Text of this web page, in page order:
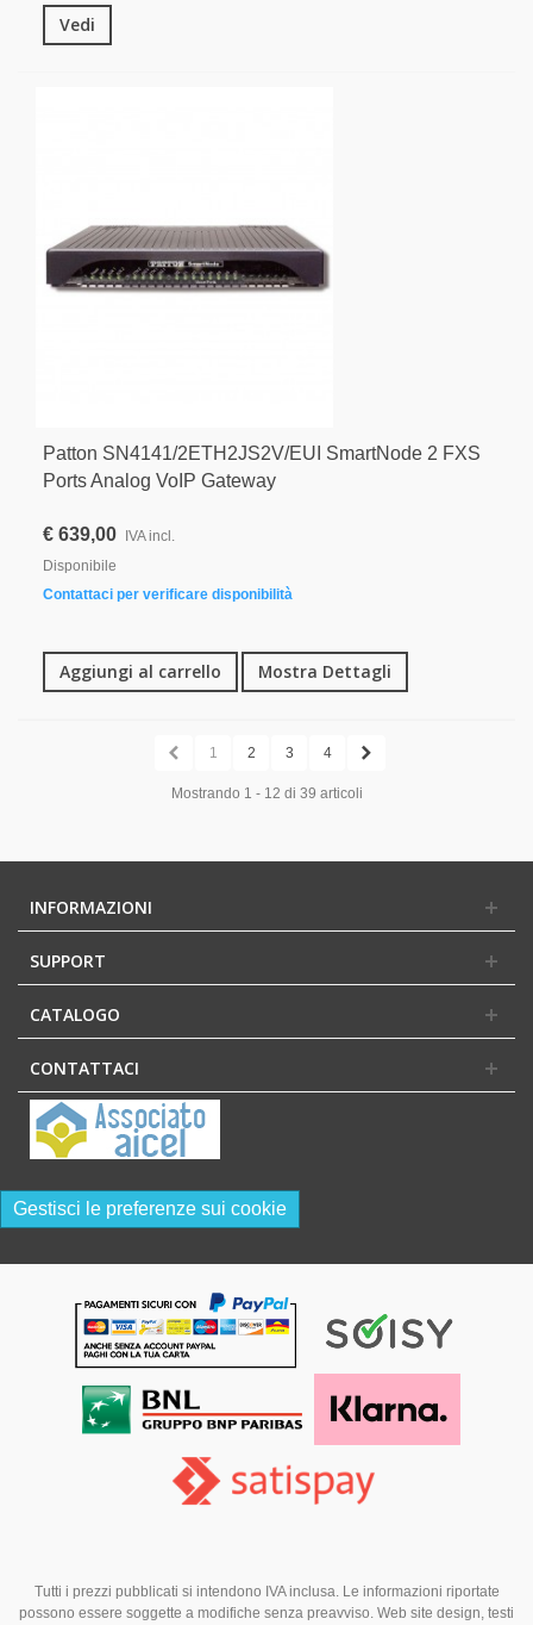
Vedi
Patton SN4141/2ETH2JS2V/EUI SmartNode 2 FXS
Ports Analog VoIP Gateway
€ 639,00 IVA incl.
Disponibile
Contattaci per verificare disponibilità
Aggiungi al carrello Mostra Dettagli
1 2 3 4
Mostrando 1 - 12 di 39 articoli
INFORMAZIONI
SUPPORT
CATALOGO
CONTATTACI
Gestisci le preferenze sui cookie
Tutti i prezzi pubblicati si intendono IVA inclusa. Le informazioni riportate
possono essere soggette a modifiche senza preavviso. Web site design, testi